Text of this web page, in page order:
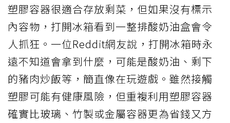
塑膠容器很適合存放剩菜，但如果沒有標示
內容物，打開冰箱看到一整排酸奶油盒會令
人抓狂。一位Reddit網友說，打開冰箱時永
遠不知道會拿到什麼，可能是酸奶油、剩下
的豬肉炒飯等，簡直像在玩遊戲。雖然接觸
塑膠可能有健康風險，但重複利用塑膠容器
確實比玻璃、竹製或金屬容器更為省錢又方